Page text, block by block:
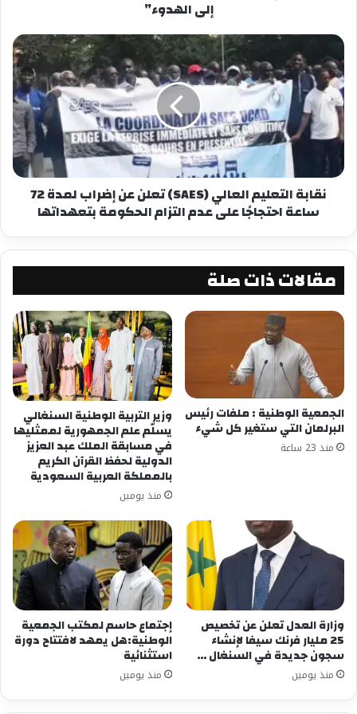
إلى الهدوء”
نقابة التعليم العالي (SAES) تعلن عن إضراب لمدة 72
ساعة احتجاجًا على عدم التزام الحكومة بتعهداتها
مقالات ذات صلة
الجمعية الوطنية : ملفات رئيس
البرلمان التي ستغير كل شيء
منذ 23 ساعة
وزير التربية الوطنية السنغالي
يسلّم علم الجمهورية لممثليها
في مسابقة الملك عبد العزيز
الدولية لحفظ القرآن الكريم
بالمملكة العربية السعودية
منذ يومين
وزارة العدل تعلن عن تخصيص
25 مليار فرنك سيفا لإنشاء
سجون جديدة في السنغال …
منذ يومين
إجتماع حاسم لمكتب الجمعية
الوطنية:هل يمهد لافتتاح دورة
استثنائية
منذ يومين